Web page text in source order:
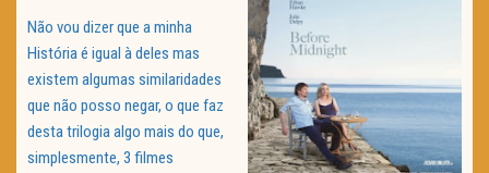
Não vou dizer que a minha
História é igual à deles mas
existem algumas similaridades
que não posso negar, o que faz
desta trilogia algo mais do que,
simplesmente, 3 filmes